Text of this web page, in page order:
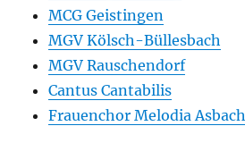
MCG Geistingen
MGV Kölsch-Büllesbach
MGV Rauschendorf
Cantus Cantabilis
Frauenchor Melodia Asbach